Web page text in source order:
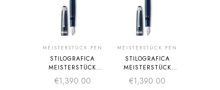
MEISTERSTÜCK PEN
STILOGRAFICA
MEISTERSTÜCK
THE ORIGIN
COLLECTION
€1,390.00
MEISTERSTÜCK PEN
STILOGRAFICA
MEISTERSTÜCK
THE ORIGIN
COLLECTION
€1,390.00